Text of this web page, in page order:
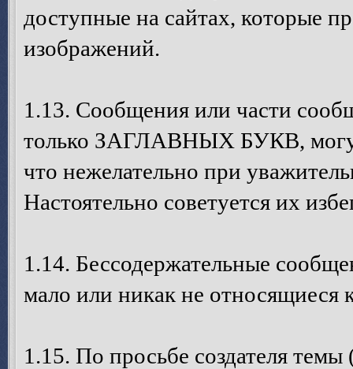
доступные на сайтах, которые
изображений.
1.13. Сообщения или части
только ЗАГЛАВНЫХ БУКВ,
что нежелательно при
Настоятельно советуется их
1.14. Бессодержательные
мало или никак не относящиеся
1.15. По просьбе создателя